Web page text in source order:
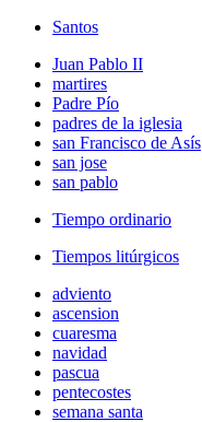
Santos
Juan Pablo II
martires
Padre Pío
padres de la iglesia
san Francisco de Asís
san jose
san pablo
Tiempo ordinario
Tiempos litúrgicos
adviento
ascension
cuaresma
navidad
pascua
pentecostes
semana santa